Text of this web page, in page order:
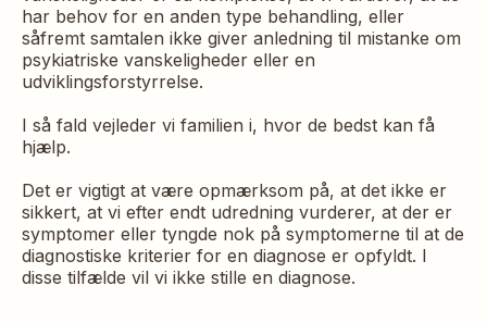
har behov for en anden type behandling, eller
såfremt samtalen ikke giver anledning til mistanke om
psykiatriske vanskeligheder eller en
udviklingsforstyrrelse.
I så fald vejleder vi familien i, hvor de bedst kan få
hjælp.
Det er vigtigt at være opmærksom på, at det ikke er
sikkert, at vi efter endt udredning vurderer, at der er
symptomer eller tyngde nok på symptomerne til at de
diagnostiske kriterier for en diagnose er opfyldt. I
disse tilfælde vil vi ikke stille en diagnose.